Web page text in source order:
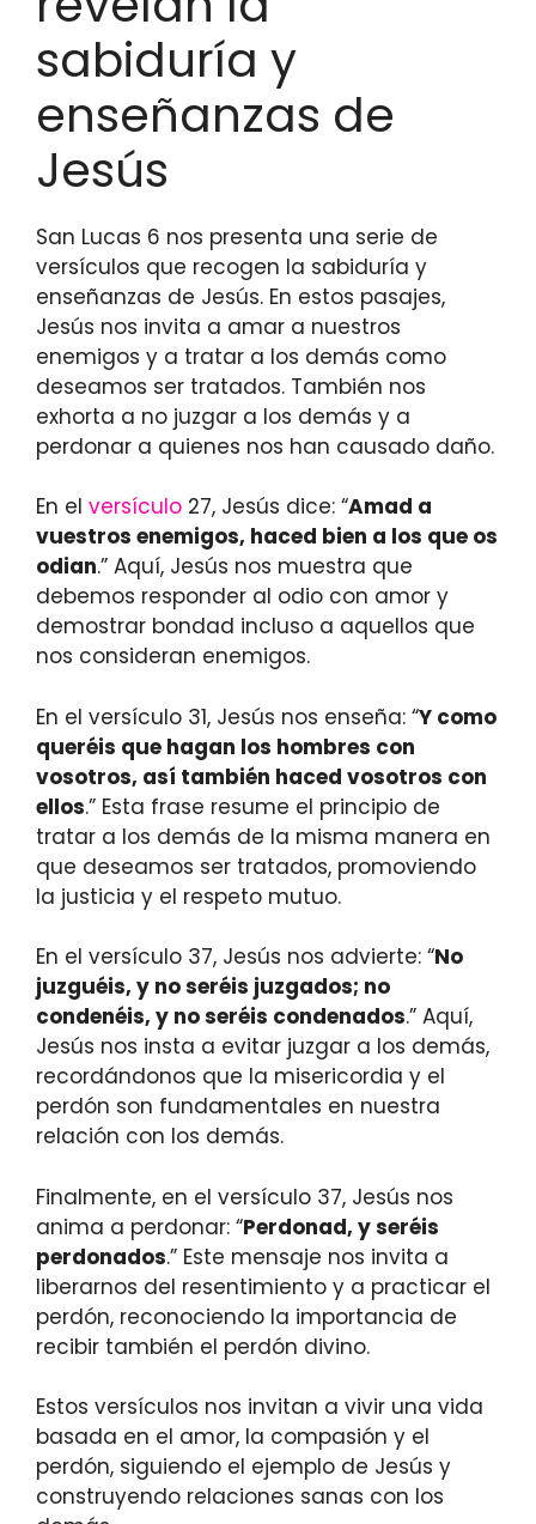
sabiduría y
enseñanzas de
Jesús
San Lucas 6 nos presenta una serie de
versículos que recogen la sabiduría y
enseñanzas de Jesús. En estos pasajes,
Jesús nos invita a amar a nuestros
enemigos y a tratar a los demás como
deseamos ser tratados. También nos
exhorta a no juzgar a los demás y a
perdonar a quienes nos han causado daño.
En el versículo 27, Jesús dice: “Amad a
vuestros enemigos, haced bien a los que os
odian.” Aquí, Jesús nos muestra que
debemos responder al odio con amor y
demostrar bondad incluso a aquellos que
nos consideran enemigos.
En el versículo 31, Jesús nos enseña: “Y como
queréis que hagan los hombres con
vosotros, así también haced vosotros con
ellos.” Esta frase resume el principio de
tratar a los demás de la misma manera en
que deseamos ser tratados, promoviendo
la justicia y el respeto mutuo.
En el versículo 37, Jesús nos advierte: “No
juzguéis, y no seréis juzgados; no
condenéis, y no seréis condenados.” Aquí,
Jesús nos insta a evitar juzgar a los demás,
recordándonos que la misericordia y el
perdón son fundamentales en nuestra
relación con los demás.
Finalmente, en el versículo 37, Jesús nos
anima a perdonar: “Perdonad, y seréis
perdonados.” Este mensaje nos invita a
liberarnos del resentimiento y a practicar el
perdón, reconociendo la importancia de
recibir también el perdón divino.
Estos versículos nos invitan a vivir una vida
basada en el amor, la compasión y el
perdón, siguiendo el ejemplo de Jesús y
construyendo relaciones sanas con los